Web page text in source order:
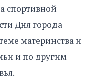
спортивной
Дня города
материнства и
и по другим